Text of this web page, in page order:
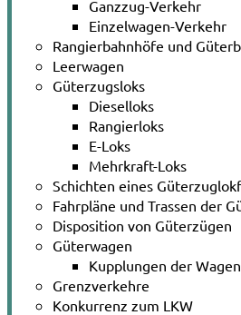
Ganzzug-Verkehr
Einzelwagen-Verkehr
Rangierbahnhöfe und
Leerwagen
Güterzugsloks
Dieselloks
Rangierloks
E-Loks
Mehrkraft-Loks
Schichten eines
Fahrpläne und Trassen der
Disposition von Güterzügen
Güterwagen
Kupplungen der Wagen
Grenzverkehre
Konkurrenz zum LKW